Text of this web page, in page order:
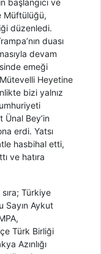
başlangıcı ve
Müftülüğü,
düzenledi.
duası
devam
emeği
Heyetine
bizi yalnız
Ünal Bey’in
erdi. Yatsı
hasbihal etti,
ve hatıra
Türkiye
Sayın Aykut
Türk Birliği
Azınlığı